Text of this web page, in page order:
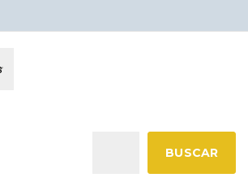
BUSCAR